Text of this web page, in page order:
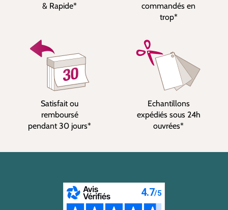
& Rapide*
commandés en
trop*
Satisfait ou
remboursé
pendant 30 jours*
Echantillons
expédiés sous 24h
ouvrées*